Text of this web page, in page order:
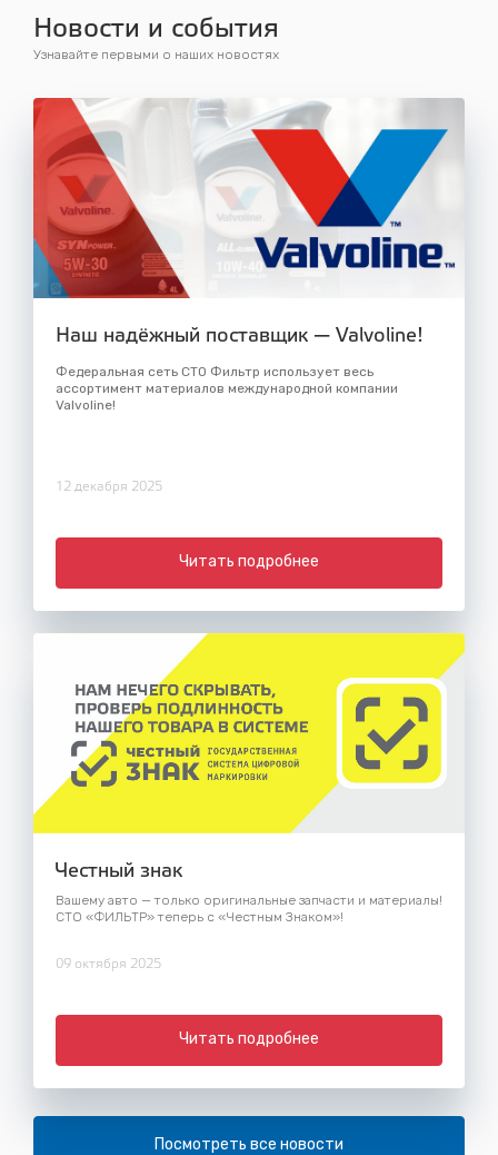
Новости и события
Узнавайте первыми о наших новостях
Наш надёжный поставщик — Valvoline!
Федеральная сеть СТО Фильтр использует весь
ассортимент материалов международной компании
Valvoline!
12 декабря 2025
Читать подробнее
Честный знак
Вашему авто — только оригинальные запчасти и материалы!
СТО «ФИЛЬТР» теперь с «Честным Знаком»!
09 октября 2025
Читать подробнее
Посмотреть все новости